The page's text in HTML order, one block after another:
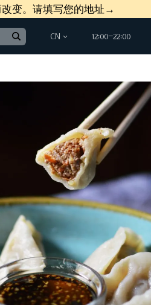
变。请填写您的地址→
CN 12:00−22:00